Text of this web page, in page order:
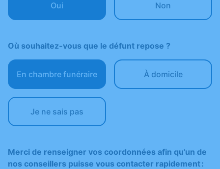
Oui Non
Où souhaitez-vous que le défunt repose ?
En chambre funéraire À domicile
Je ne sais pas
Merci de renseigner vos coordonnées afin qu’un de
nos conseillers puisse vous contacter rapidement :